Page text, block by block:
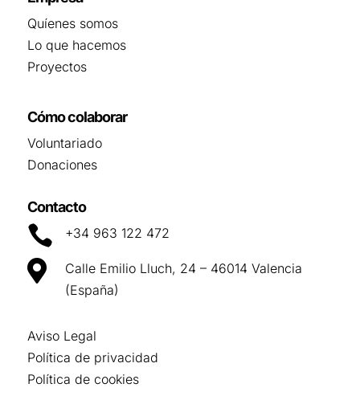
Quíenes somos
Lo que hacemos
Proyectos
Cómo colaborar
Voluntariado
Donaciones
Contacto
 +34 963 122 472

Calle Emilio Lluch, 24 – 46014 Valencia
(España)
Aviso Legal
Política de privacidad
Política de cookies